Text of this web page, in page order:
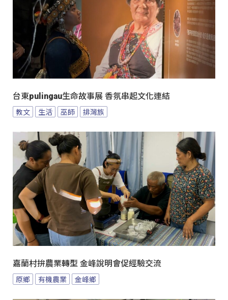
台東pulingau生命故事展 香氛串起文化連結
教文 生活 巫師 排灣族
嘉蘭村拚農業轉型 金峰說明會促經驗交流
原鄉 有機農業 金峰鄉